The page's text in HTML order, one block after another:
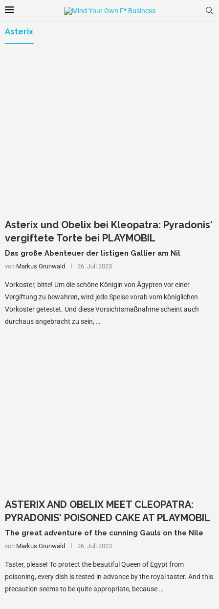
Asterix
Asterix und Obelix bei Kleopatra: Pyradonis‘
vergiftete Torte bei PLAYMOBIL
Das große Abenteuer der listigen Gallier am Nil
von Markus Grunwald 26. Juli 2023
Vorkoster, bitte! Um die schöne Königin von Ägypten vor einer
Vergiftung zu bewahren, wird jede Speise vorab vom königlichen
Vorkoster getestet. Und diese Vorsichtsmaßnahme scheint auch
durchaus angebracht zu sein, …
ASTERIX AND OBELIX MEET CLEOPATRA:
PYRADONIS‘ POISONED CAKE AT PLAYMOBIL
The great adventure of the cunning Gauls on the Nile
von Markus Grunwald 26. Juli 2023
Taster, please! To protect the beautiful Queen of Egypt from
poisoning, every dish is tested in advance by the royal taster. And this
precaution seems to be quite appropriate, because …